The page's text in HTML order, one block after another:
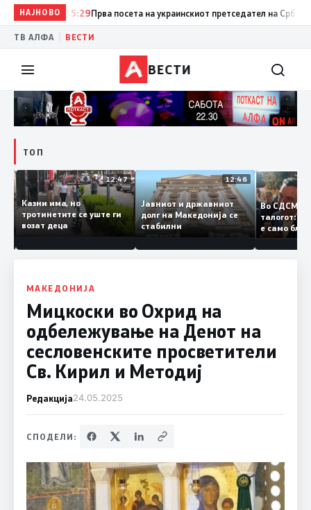
НАЈНОВО15:29Прва посета на украинскиот претседател на Србија:
ТВ АЛФА ВЕСТИ
ВЕСТИ
ТОП
12:47
Казни има, но
тротинетите се уште ги
возат деца
12:46
Јавниот и државниот
долг на Македонија се
стабилни
Во СДСМ
е само
копија
Заев
МАКЕДОНИЈА
Мицкоски во Охрид на
одбележување на Денот на
сесловенските просветители
Св. Кирил и Методиј
Редакција24.05.2025
СПОДЕЛИ: